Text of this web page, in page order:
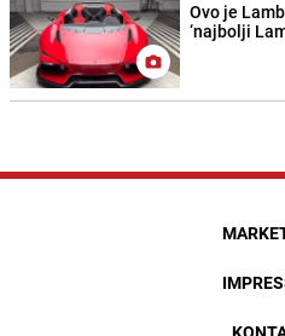
Ovo je
‘najbolji